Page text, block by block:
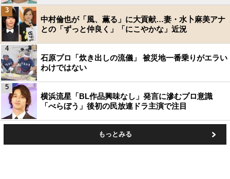
中村倫也が「風、薫る」に大貢献…妻・水卜麻美アナ
との「ずっと仲良く」「にこやかな」近況
3
石原プロ「炊き出しの流儀」 被災地一番乗りがエラい
わけではない
4
横浜流星「BL作品興味なし」発言に滲むプロ意識
「べらぼう」後初の民放連ドラ主演で注目
5
もっとみる